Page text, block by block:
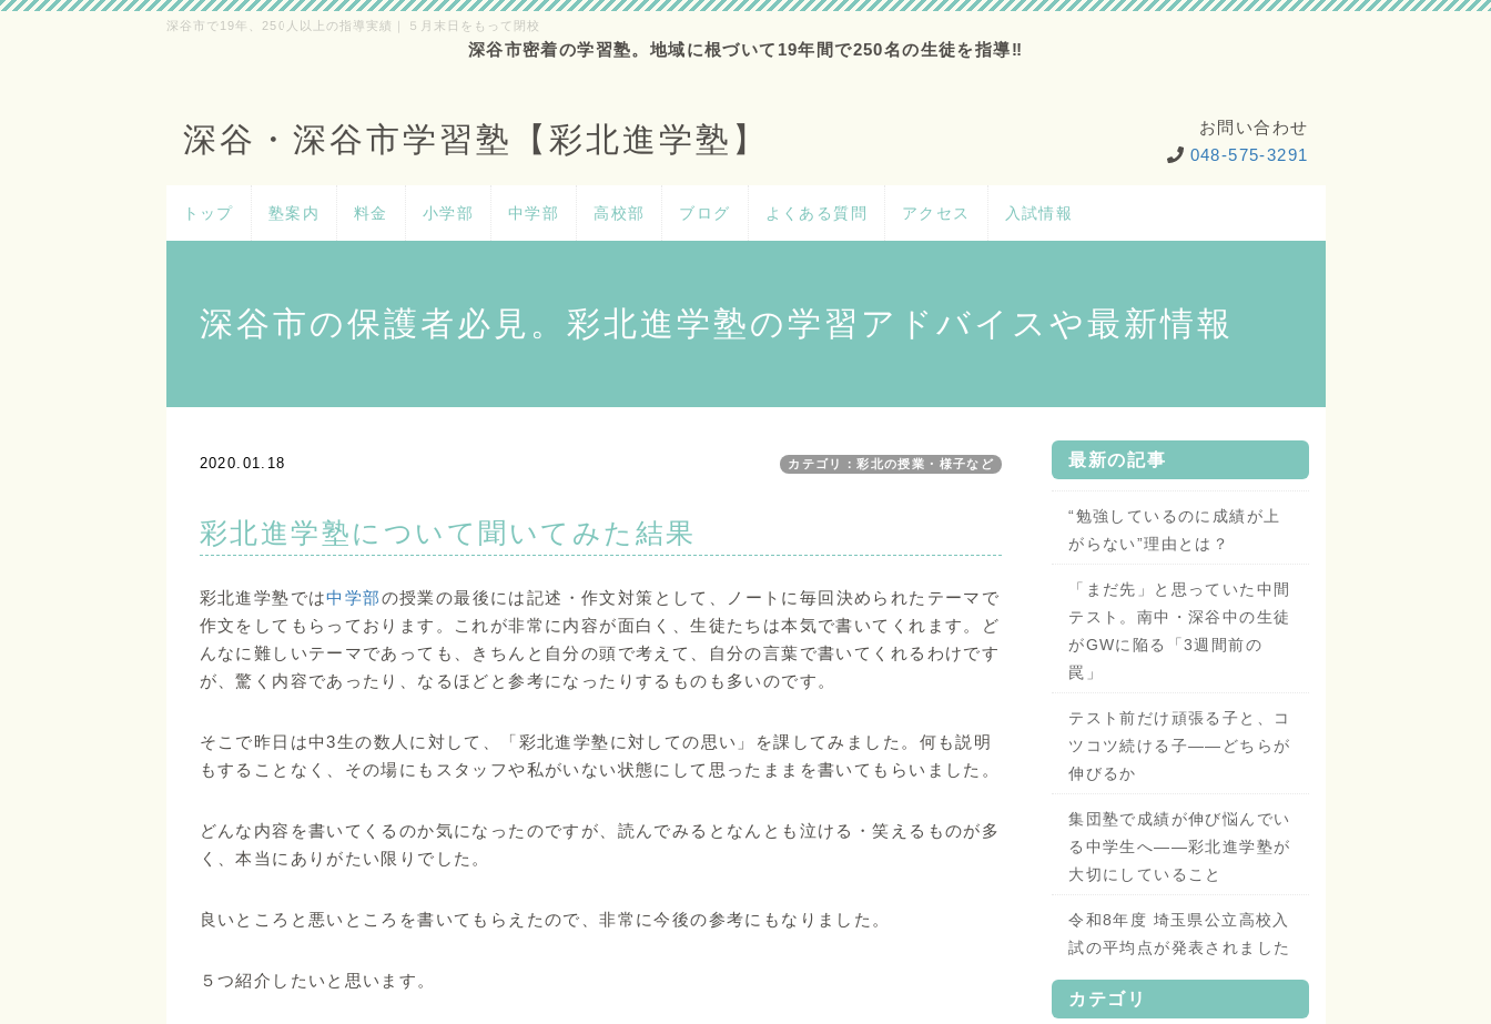
深谷市で19年、250人以上の指導実績｜５月末日をもって閉校
深谷市密着の学習塾。地域に根づいて19年間で250名の生徒を指導‼
深谷・深谷市学習塾【彩北進学塾】
お問い合わせ
048-575-3291
トップ 塾案内 料金 小学部 中学部 高校部 ブログ よくある質問 アクセス 入試情報
深谷市の保護者必見。彩北進学塾の学習アドバイスや最新情報
2020.01.18 カテゴリ：彩北の授業・様子など
彩北進学塾について聞いてみた結果
彩北進学塾では中学部の授業の最後には記述・作文対策として、ノートに毎回決められたテーマで
作文をしてもらっております。これが非常に内容が面白く、生徒たちは本気で書いてくれます。ど
んなに難しいテーマであっても、きちんと自分の頭で考えて、自分の言葉で書いてくれるわけです
が、驚く内容であったり、なるほどと参考になったりするものも多いのです。
そこで昨日は中3生の数人に対して、「彩北進学塾に対しての思い」を課してみました。何も説明
もすることなく、その場にもスタッフや私がいない状態にして思ったままを書いてもらいました。
どんな内容を書いてくるのか気になったのですが、読んでみるとなんとも泣ける・笑えるものが多
く、本当にありがたい限りでした。
良いところと悪いところを書いてもらえたので、非常に今後の参考にもなりました。
５つ紹介したいと思います。
最新の記事
“勉強しているのに成績が上
がらない”理由とは？
「まだ先」と思っていた中間
テスト。南中・深谷中の生徒
がGWに陥る「3週間前の
罠」
テスト前だけ頑張る子と、コ
ツコツ続ける子——どちらが
伸びるか
集団塾で成績が伸び悩んでい
る中学生へ——彩北進学塾が
大切にしていること
令和8年度 埼玉県公立高校入
試の平均点が発表されました
カテゴリ